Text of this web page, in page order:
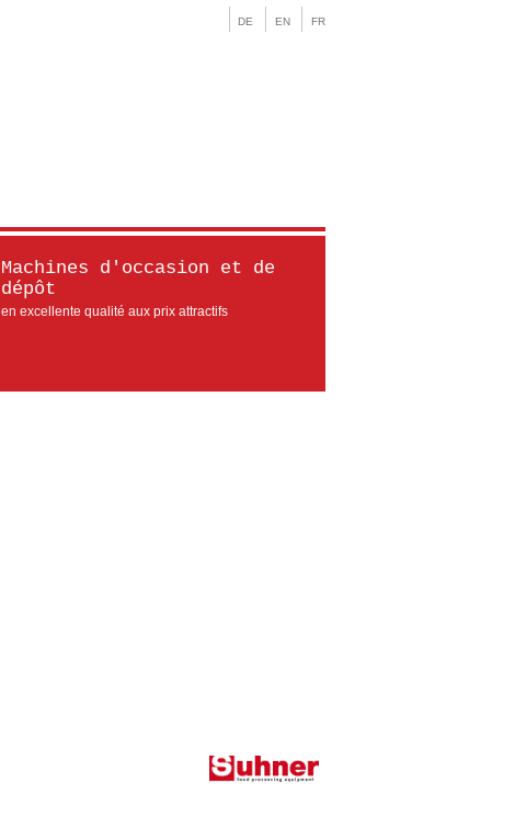
DE EN FR
Machines d'occasion et de
dépôt
en excellente qualité aux prix attractifs